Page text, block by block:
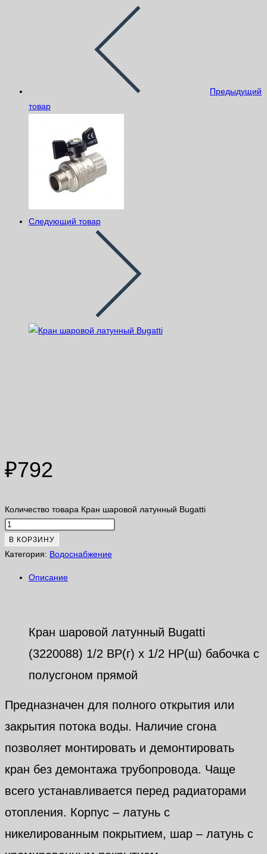
Предыдущий
товар
Следующий товар
₽792
Количество товара Кран шаровой латунный Bugatti
В КОРЗИНУ
Категория: Водоснабжение
Описание
Кран шаровой латунный Bugatti
(3220088) 1/2 ВР(г) х 1/2 НР(ш) бабочка с
полусгоном прямой
Предназначен для полного открытия или
закрытия потока воды. Наличие сгона
позволяет монтировать и демонтировать
кран без демонтажа трубопровода. Чаще
всего устанавливается перед радиаторами
отопления. Корпус – латунь с
никелированным покрытием, шар – латунь с